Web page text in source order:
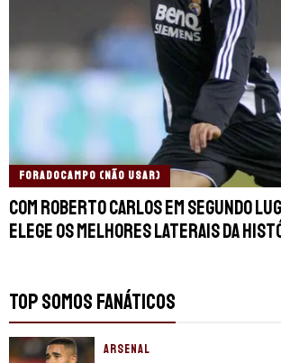
FORADOCAMPO (NÃO USAR)
Com Roberto Carlos em segundo
elege os melhores laterais da
TOP SOMOS FANÁTICOS
ARSENAL